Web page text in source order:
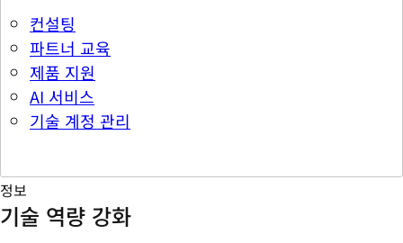
컨설팅
파트너 교육
제품 지원
AI 서비스
기술 계정 관리
정보
기술 역량 강화